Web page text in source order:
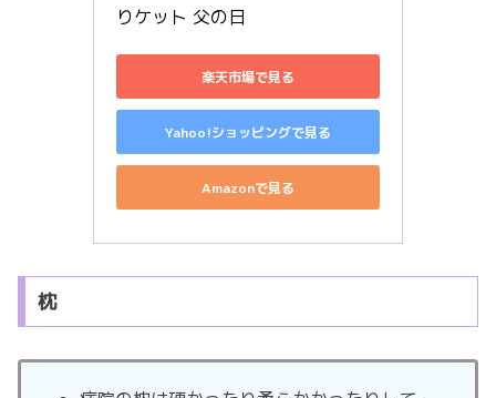
りケット 父の日
楽天市場で見る
Yahoo!ショッピングで見る
Amazonで見る
枕